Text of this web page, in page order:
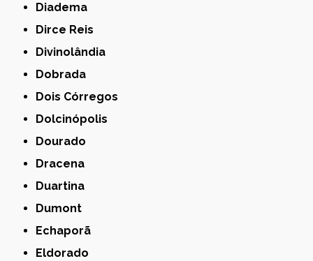
Diadema
Dirce Reis
Divinolândia
Dobrada
Dois Córregos
Dolcinópolis
Dourado
Dracena
Duartina
Dumont
Echaporã
Eldorado